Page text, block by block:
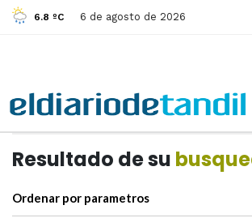
6.8 ºC 6 de agosto de 2026
Resultado de su
Ordenar por parametros